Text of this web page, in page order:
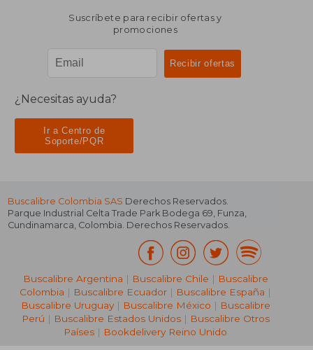
Suscríbete para recibir ofertas y
promociones
¿Necesitas ayuda?
Ir a Centro de
Soporte/PQR
Buscalibre Colombia SAS Derechos Reservados.
Parque Industrial Celta Trade Park Bodega 69, Funza,
Cundinamarca, Colombia. Derechos Reservados.
Buscalibre Argentina | Buscalibre Chile | Buscalibre
Colombia | Buscalibre Ecuador | Buscalibre España |
Buscalibre Uruguay| Buscalibre México | Buscalibre
Perú | Buscalibre Estados Unidos| Buscalibre Otros
Países | Bookdelivery Reino Unido